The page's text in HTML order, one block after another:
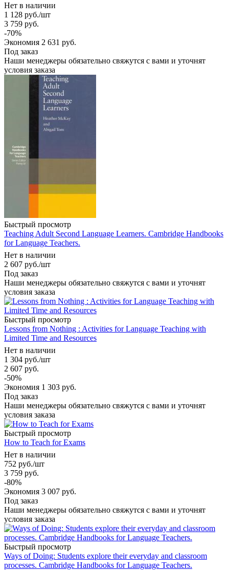
Нет в наличии
1 128 руб./шт
3 759 руб.
-70%
Экономия 2 631 руб.
Под заказ
Наши менеджеры обязательно свяжутся с вами и уточнят
условия заказа
Быстрый просмотр
Teaching Adult Second Language Learners. Cambridge Handbooks
for Language Teachers.
Нет в наличии
2 607 руб./шт
Под заказ
Наши менеджеры обязательно свяжутся с вами и уточнят
условия заказа
Быстрый просмотр
Lessons from Nothing : Activities for Language Teaching with
Limited Time and Resources
Нет в наличии
1 304 руб./шт
2 607 руб.
-50%
Экономия 1 303 руб.
Под заказ
Наши менеджеры обязательно свяжутся с вами и уточнят
условия заказа
Быстрый просмотр
How to Teach for Exams
Нет в наличии
752 руб./шт
3 759 руб.
-80%
Экономия 3 007 руб.
Под заказ
Наши менеджеры обязательно свяжутся с вами и уточнят
условия заказа
Быстрый просмотр
Ways of Doing: Students explore their everyday and classroom
processes. Cambridge Handbooks for Language Teachers.